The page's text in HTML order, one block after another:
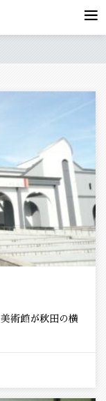
術館が秋田の横